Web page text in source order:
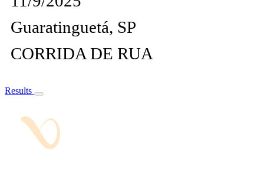
Guaratinguetá, SP
CORRIDA DE RUA
Results